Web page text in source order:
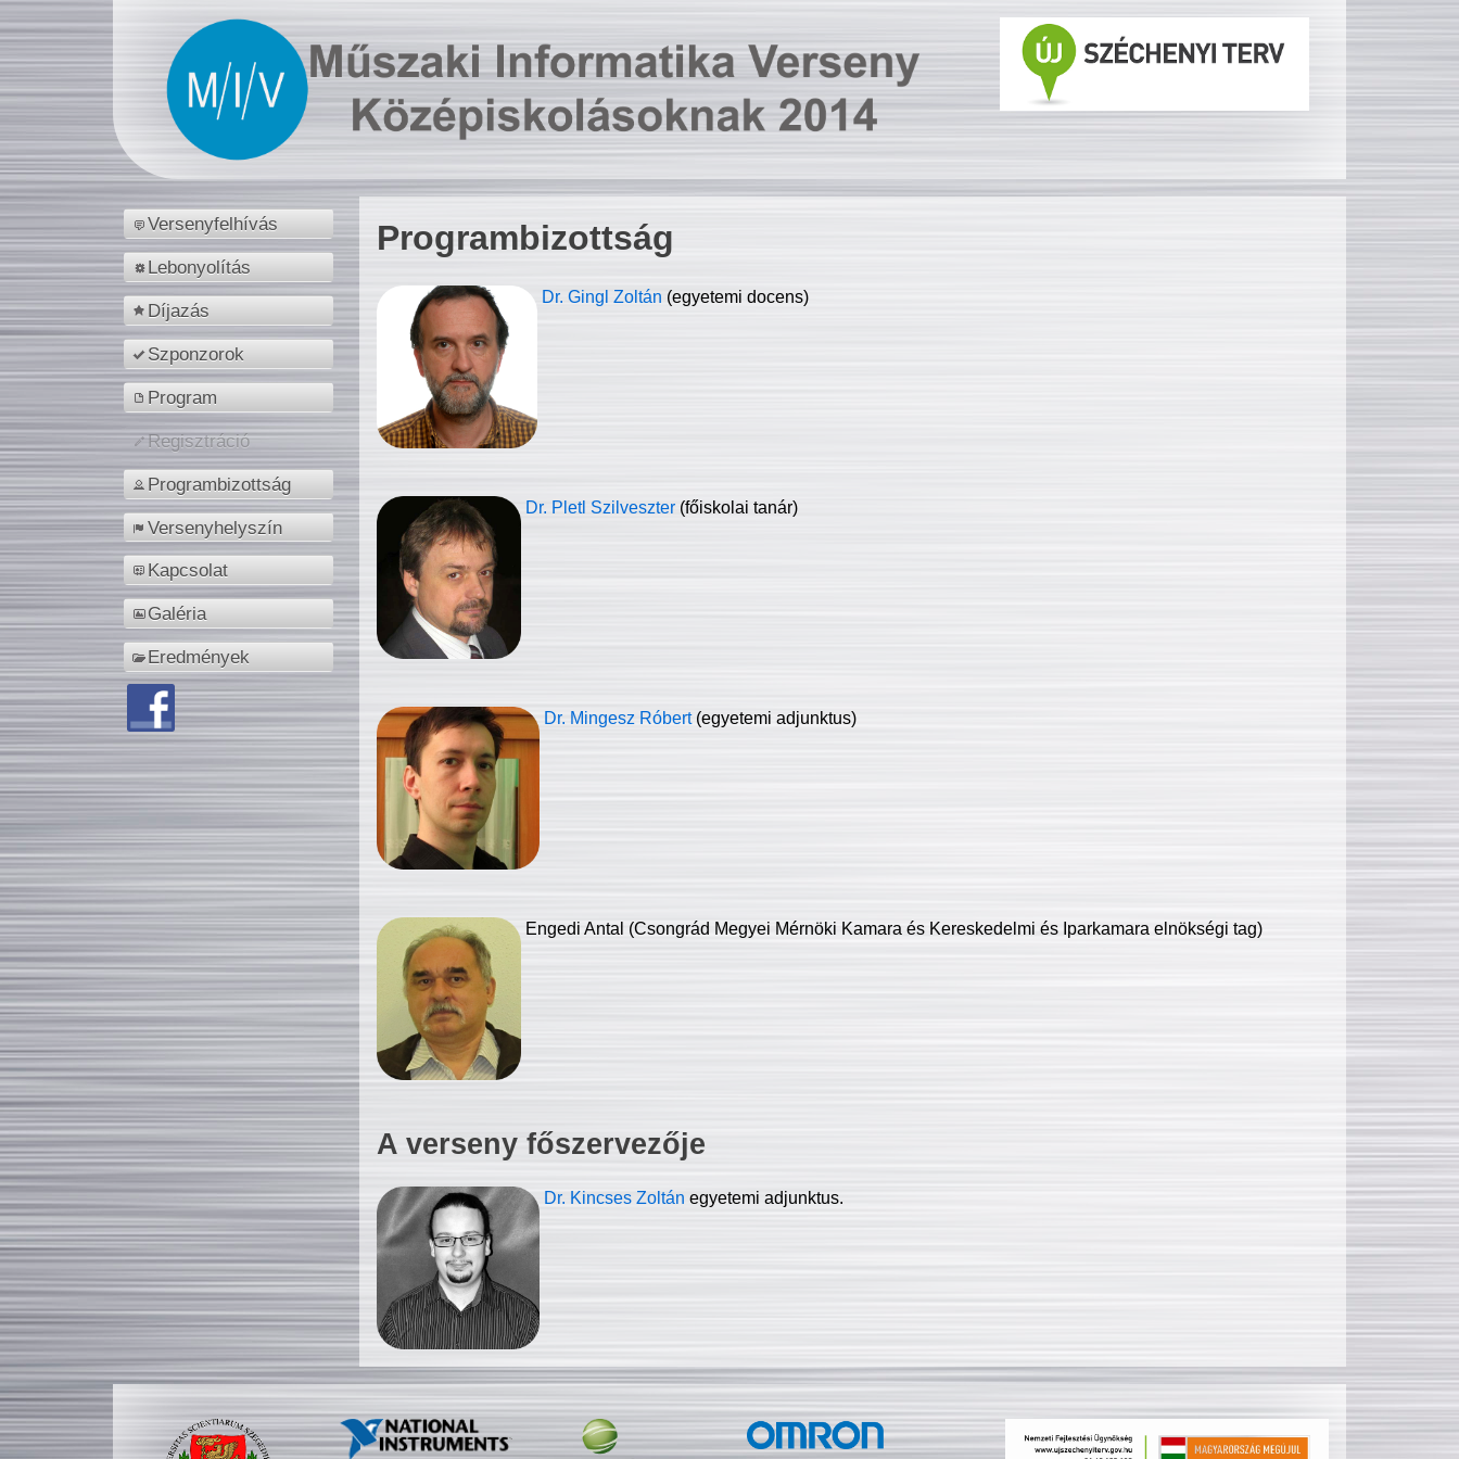
Versenyfelhívás
Lebonyolítás
Díjazás
Szponzorok
Program
Regisztráció
Programbizottság
Versenyhelyszín
Kapcsolat
Galéria
Eredmények
Programbizottság
Dr. Gingl Zoltán (egyetemi docens)
Dr. Pletl Szilveszter (főiskolai tanár)
Dr. Mingesz Róbert (egyetemi adjunktus)
Engedi Antal (Csongrád Megyei Mérnöki Kamara és Kereskedelmi és Iparkamara elnökségi tag)
A verseny főszervezője
Dr. Kincses Zoltán egyetemi adjunktus.